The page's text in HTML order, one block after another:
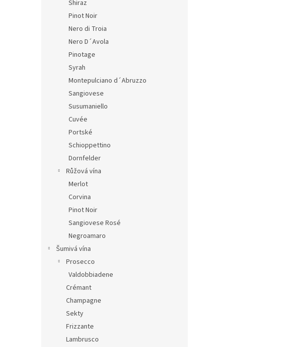
Shiraz
Pinot Noir
Nero di Troia
Nero D´Avola
Pinotage
Syrah
Montepulciano d´Abruzzo
Sangiovese
Susumaniello
Cuvée
Portské
Schioppettino
Dornfelder
Růžová vína
Merlot
Corvina
Pinot Noir
Sangiovese Rosé
Negroamaro
Šumivá vína
Prosecco
Valdobbiadene
Crémant
Champagne
Sekty
Frizzante
Lambrusco